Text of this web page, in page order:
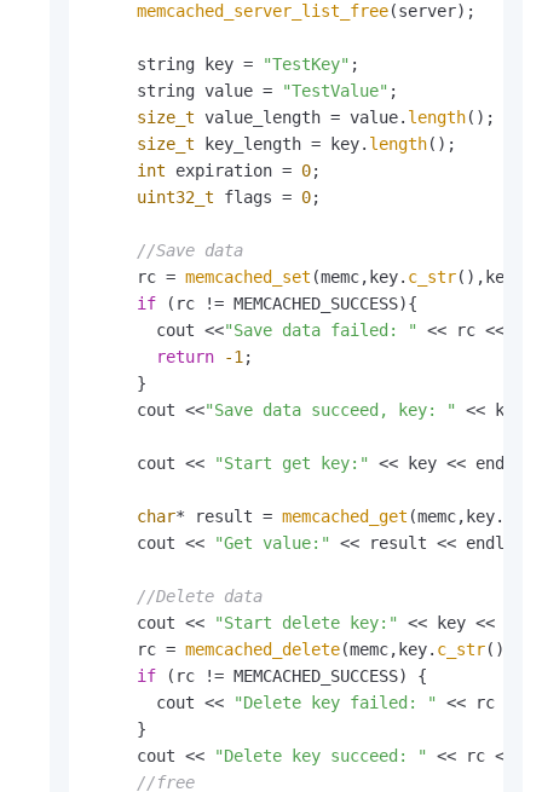
memcached_server_list_free(server);
     string key =
"TestKey" ;
     string value =
"TestValue" ;
size_t value_length = value. length();
size_t key_length = key. length();
int expiration = 0;
uint32_t flags = 0;
//Save data
     rc =
memcached_set (memc,key. c_str(),key.
if (rc != MEMCACHED_SUCCESS){
       cout <<
"Save data failed: "
<< rc <<
return
-1 ;
     }
     cout <<
"Save data succeed, key: " << key
     cout <<
"Start get key:" << key << endl;
char* result = memcached_get (memc,key.
     cout <<
"Get value:" << result << endl;
//Delete data
     cout <<
"Start delete key:"
<< key <<
     rc =
memcached_delete(memc,key. c_str
if (rc != MEMCACHED_SUCCESS) {
       cout <<
"Delete key failed: "
<< rc <<
     }
     cout <<
"Delete key succeed: "
<< rc <<
//free